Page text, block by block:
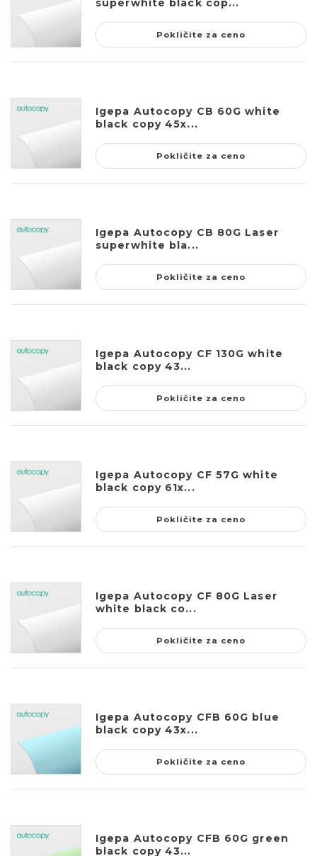
superwhite black cop...
Pokličite za ceno
Igepa Autocopy CB 60G white
black copy 45x...
Pokličite za ceno
Igepa Autocopy CB 80G Laser
superwhite bla...
Pokličite za ceno
Igepa Autocopy CF 130G white
black copy 43...
Pokličite za ceno
Igepa Autocopy CF 57G white
black copy 61x...
Pokličite za ceno
Igepa Autocopy CF 80G Laser
white black co...
Pokličite za ceno
Igepa Autocopy CFB 60G blue
black copy 43x...
Pokličite za ceno
Igepa Autocopy CFB 60G green
black copy 43...